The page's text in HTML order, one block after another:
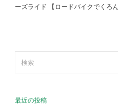
ーズライド 【ロードバイクでくろ
最近の投稿